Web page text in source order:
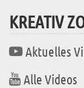
KREATIV
Aktuelles
Alle Videos